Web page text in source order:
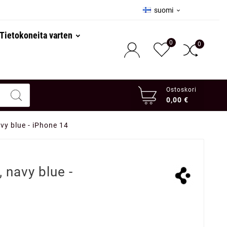
suomi 
Tietokoneita varten
0 0
Ostoskori
0,00 €
blue - iPhone 14
navy blue -